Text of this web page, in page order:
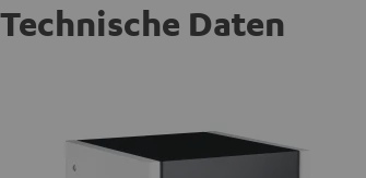
Technische Daten